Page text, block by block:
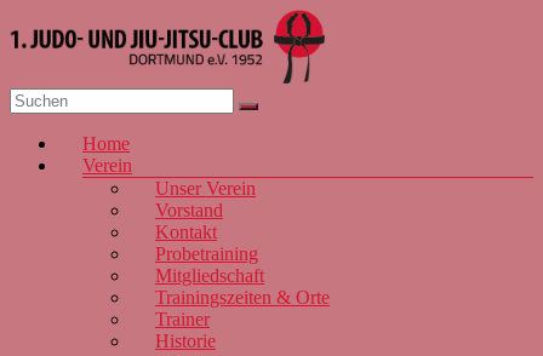
Inhalt
1. JJJC
Dortmund
e.V. 1952
Menü
Home
Verein
Unser Verein
Vorstand
Kontakt
Probetraining
Mitgliedschaft
Trainingszeiten & Orte
Trainer
Historie